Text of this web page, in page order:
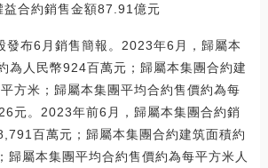
益合約銷售金額87.91億元
發布6月銷售簡報。2023年6月，歸屬本
為人民幣924百萬元；歸屬本集團合約建
方米；歸屬本集團平均合約售價約為每
元。2023年前6月，歸屬本集團合約銷
百萬元；歸屬本集團合約建筑面積約
歸屬本集團平均合約售價約為每平方米人